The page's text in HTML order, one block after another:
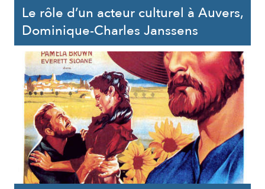
Le rôle d’un acteur culturel à Auvers,
Dominique-Charles Janssens